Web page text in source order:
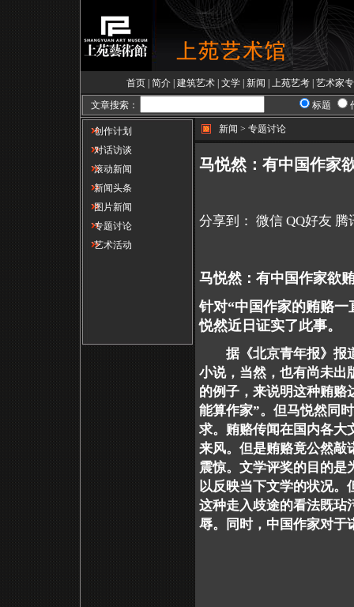
首页 简介 建筑艺术 文学 新闻 上苑艺考 艺术家
文章搜索：
标题
创作计划
对话访谈
滚动新闻
新闻头条
图片新闻
专题讨论
艺术活动
新闻 > 专题讨论
马悦然：有中国作家
分享到： 微信 QQ好友 腾
马悦然：有中国作家欲
针对“中国作家的贿赂
悦然近日证实了此事。
据《北京青年报》报道
小说，当然，也有尚未出
的例子，来说明这种贿赂
能算作家”。但马悦然同
求。贿赂传闻在国内各大
来风。但是贿赂竟公然敲
震惊。文学评奖的目的是
以反映当下文学的状况。
这种走入歧途的看法既玷
辱。同时，中国作家对于